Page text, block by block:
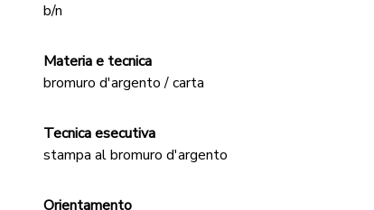
b/n
Materia e tecnica
bromuro d'argento / carta
Tecnica esecutiva
stampa al bromuro d'argento
Orientamento